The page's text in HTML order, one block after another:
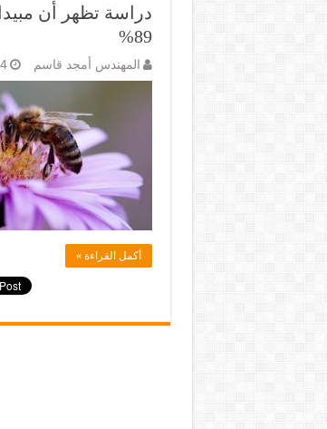
دراسة تظهر أن
89%
المهندس أمجد قاسم 4 مايو، 2021
أكمل القراءة »